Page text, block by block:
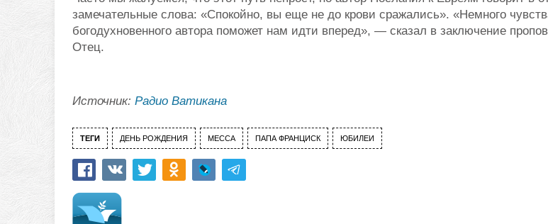
замечательные слова: «Спокойно, вы еще не до крови сражались». «Немного
богодухновенного автора поможет нам идти вперед», — сказал в заключение
Отец.
Источник: Радио Ватикана
ТЕГИ ДЕНЬ РОЖДЕНИЯ МЕССА ПАПА ФРАНЦИСК ЮБИЛЕИ